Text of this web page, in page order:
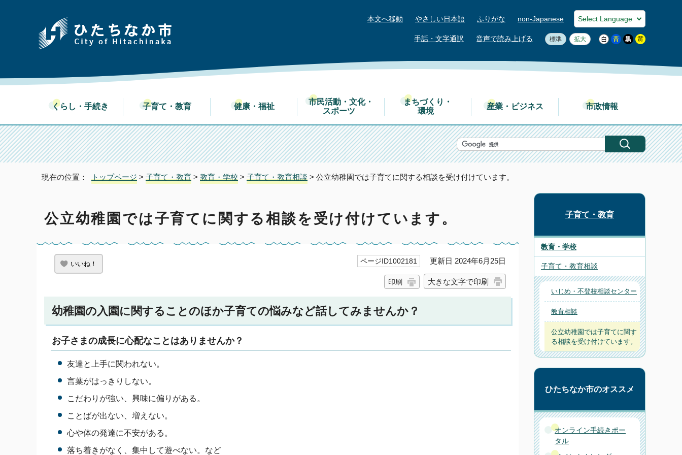
本文へ移動 やさしい日本語 ふりがな non-Japanese
手話・文字通訳 音声で読み上げる 標準 拡大
くらし・手続き 子育て・教育 健康・福祉
市民活動・文化・
スポーツ
まちづくり・
環境
産業・ビジネス 市政情報
現在の位置： トップページ > 子育て・教育 > 教育・学校 > 子育て・教育相談 > 公立幼稚園では子育てに関する相談を受け付けています。
公立幼稚園では子育てに関する相談を受け付けています。
いいね！ ページID1002181 更新日 2024年6月25日
印刷 大きな文字で印刷
幼稚園の入園に関することのほか子育ての悩みなど話してみませんか？
お子さまの成長に心配なことはありませんか？
友達と上手に関われない。
言葉がはっきりしない。
こだわりが強い、興味に偏りがある。
ことばが出ない、増えない。
心や体の発達に不安がある。
落ち着きがなく、集中して遊べない。など
子育て・教育
教育・学校
子育て・教育相談
いじめ・不登校相談センター
教育相談
公立幼稚園では子育てに関す
る相談を受け付けています。
ひたちなか市のオススメ
オンライン手続きポー
タル